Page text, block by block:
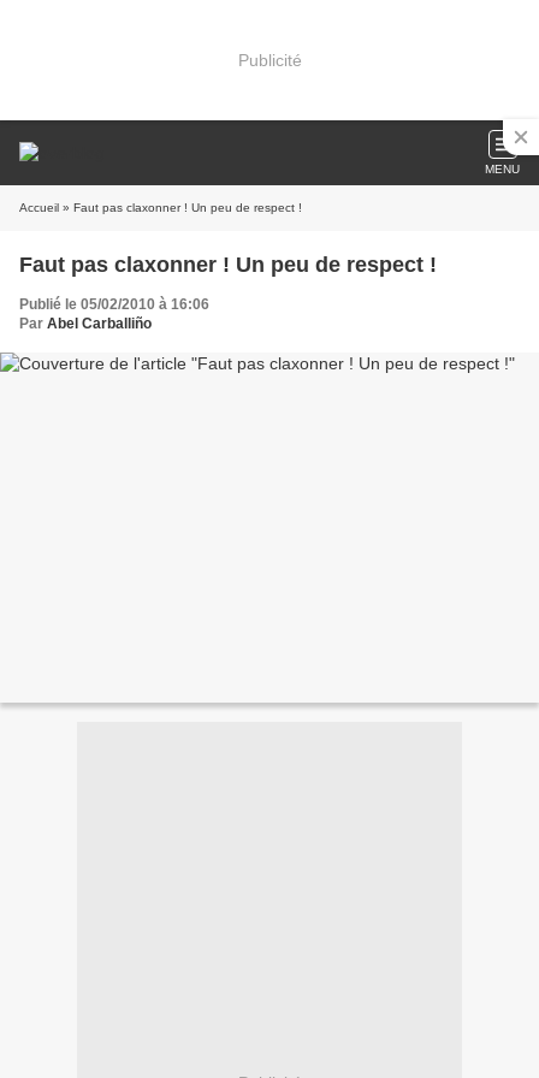
Publicité
MENU
Accueil » Faut pas claxonner ! Un peu de respect !
Faut pas claxonner ! Un peu de respect !
Publié le 05/02/2010 à 16:06
Par Abel Carballiño